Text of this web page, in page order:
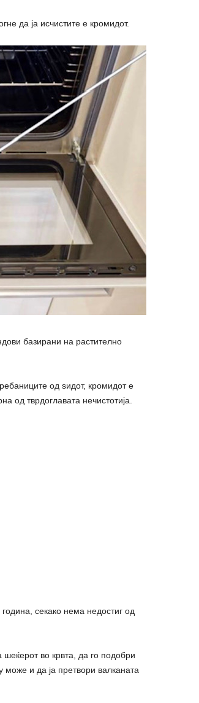
да ја исчистите е кромидот.
базирани на растително
од ѕидот, кромидот е
од тврдоглавата нечистотија.
секако нема недостиг од
во крвта, да го подобри
може и да ја претвори валканата